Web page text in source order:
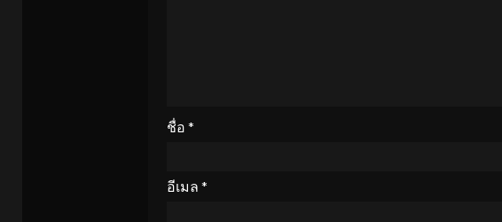
ชื่อ *
อีเมล *